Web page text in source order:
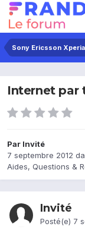
Internet par
Par Invité
7 septembre 2012
Aides, Questions &
Invité
Posté(e) 7